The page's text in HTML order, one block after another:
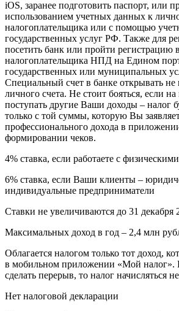
iOS, заранее подготовить паспорт, или
использованием учетных данных к
налогоплательщика или с помощью
государственных услуг РФ. Также для
посетить банк или пройти регистрацию
налогоплательщика НПД на Едином
государственных или муниципальных
Специальный счет в банке открывать
личного счета. Не стоит бояться, если
поступать другие Ваши доходы – налог
только с той суммы, которую Вы
профессионального дохода в
формировании чеков.
4% ставка, если работаете с
6% ставка, если Ваши клиенты –
индивидуальные предприниматели
Ставки не увеличиваются до 31 декабря
Максимальных доход в год – 2,4 млн
Облагается налогом только тот доход,
в мобильном приложении «Мой
сделать перерыв, то налог начисляться не
Нет налоговой декларации